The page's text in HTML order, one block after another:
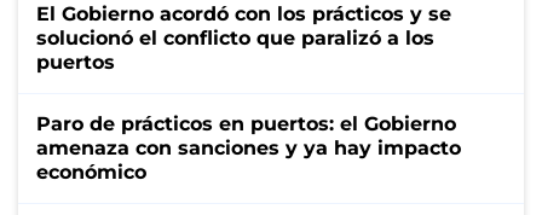
El Gobierno acordó con los prácticos y se
solucionó el conflicto que paralizó a los
puertos
Paro de prácticos en puertos: el Gobierno
amenaza con sanciones y ya hay impacto
económico